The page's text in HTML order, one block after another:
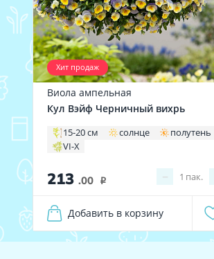
Хит продаж
Виола ампельная
Кул Вэйф Черничный вихрь
15-20 см солнце
полутень
VI-X
213 .00 i − 1 пак.
Добавить в корзину